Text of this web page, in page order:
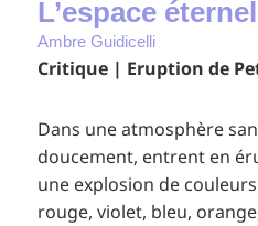
L’espace éternel
Ambre Guidicelli
Critique | Eruption de
Dans une atmosphère
doucement, entrent en
une explosion de
rouge, violet, bleu,